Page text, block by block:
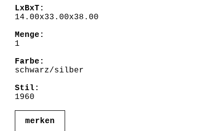
LxBxT:
14.00x33.00x38.00
Menge:
1
Farbe:
schwarz/silber
Stil:
1960
merken